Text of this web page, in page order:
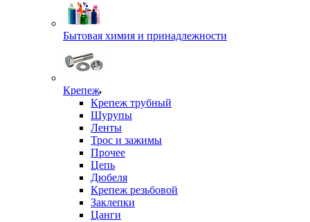
Бытовая химия и принадлежности
Крепеж
Крепеж трубный
Шурупы
Ленты
Трос и зажимы
Прочее
Цепь
Дюбеля
Крепеж резьбовой
Заклепки
Цанги